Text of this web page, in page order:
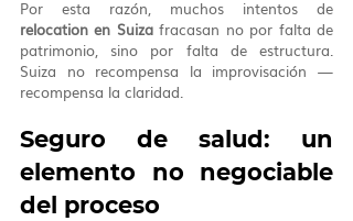
relocation en Suiza fracasan no por falta de
patrimonio, sino por falta de estructura.
Suiza no recompensa la improvisación —
recompensa la claridad.
Seguro de salud: un
elemento no negociable
del proceso